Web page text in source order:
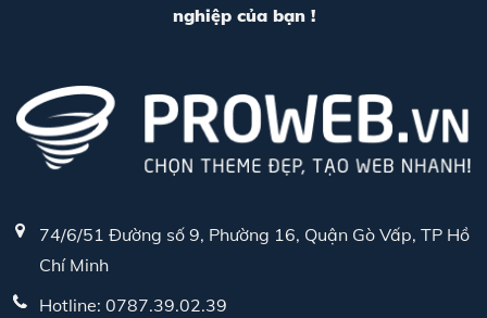
nghiệp của bạn !
74/6/51 Đường số 9, Phường 16, Quận Gò Vấp, TP Hồ
Chí Minh
Hotline: 0787.39.02.39